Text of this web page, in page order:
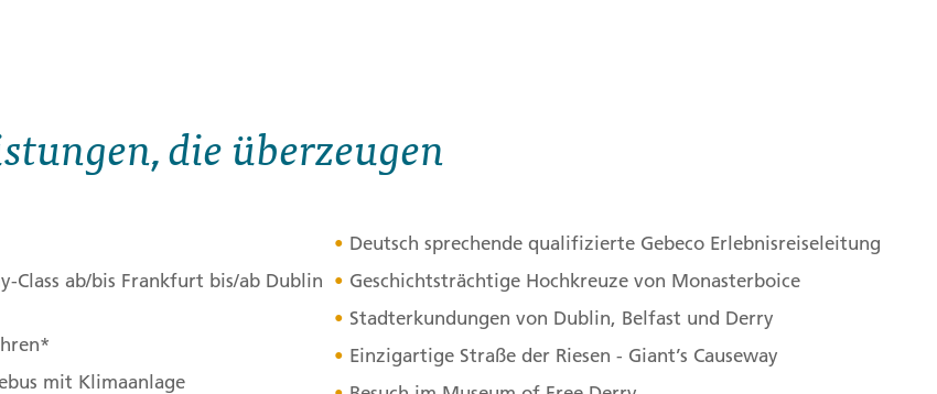
wird moderne Politik gemacht. Optional vor Ort buchbar: In der größten
Titanic-Besucherattraktion der Welt erfahren Sie auf interaktive und
Bord bis zur Entdeckung des Wracks. (F)
3. Tag:Von Belfast über Derry nach Donegal
Der Giant´s Causeway besteht aus etwa 40.000 Basaltsäulen, die der Legende
die überzeugen
Class ab/bis Frankfurt bis/ab Dublin
mit Klimaanlage
Deutsch sprechende qualifizierte Gebeco Erlebnisreiseleitung
Geschichtsträchtige Hochkreuze von Monasterboice
Stadterkundungen von Dublin, Belfast und Derry
Einzigartige Straße der Riesen - Giant’s Causeway